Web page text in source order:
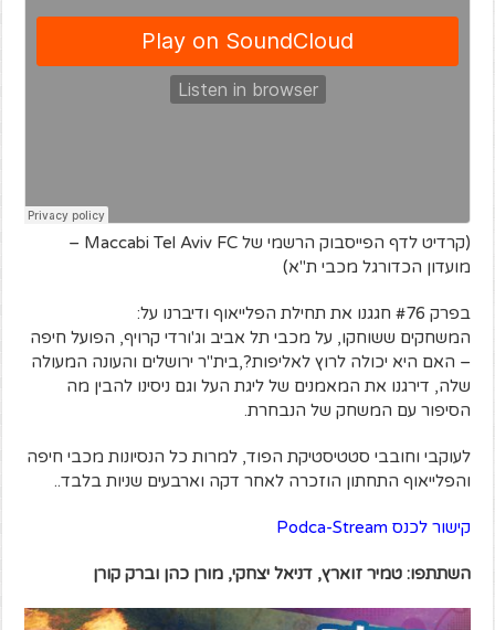
(קרדיט לדף הפייסבוק הרשמי של Maccabi Tel Aviv FC –
מועדון הכדורגל מכבי ת"א)
בפרק #76 חגגנו את תחילת הפלייאוף ודיברנו על:
המשחקים ששוחקו, על מכבי תל אביב וג'ורדי קרויף, הפועל חיפה
– האם היא יכולה לרוץ לאליפות?,בית"ר ירושלים והעונה המעולה
שלה, דירגנו את המאמנים של ליגת העל וגם ניסינו להבין מה
הסיפור עם המשחק של הנבחרת.
לעוקבי וחובבי סטטיסטיקת הפוד, למרות כל הנסיונות מכבי חיפה
והפלייאוף התחתון הוזכרה לאחר דקה וארבעים שניות בלבד..
קישור לכנס Podca-Stream
השתתפו: טמיר זוארץ, דניאל יצחקי, מורן כהן וברק קורן